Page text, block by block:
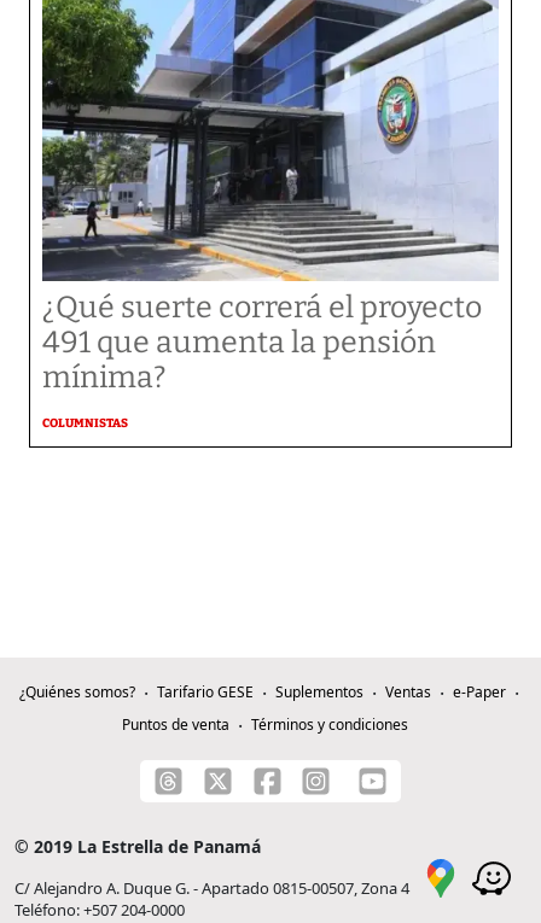
¿Qué suerte correrá el proyecto
491 que aumenta la pensión
mínima?
COLUMNISTAS
¿Quiénes somos? Tarifario GESE Suplementos Ventas
e-Paper
Puntos de venta
Términos y condiciones
© 2019 La Estrella de Panamá
C/ Alejandro A. Duque G. - Apartado 0815-00507, Zona 4
Teléfono: +507 204-0000